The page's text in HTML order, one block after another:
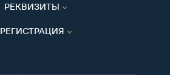
РЕКВИЗИТЫ
РЕГИСТРАЦИЯ